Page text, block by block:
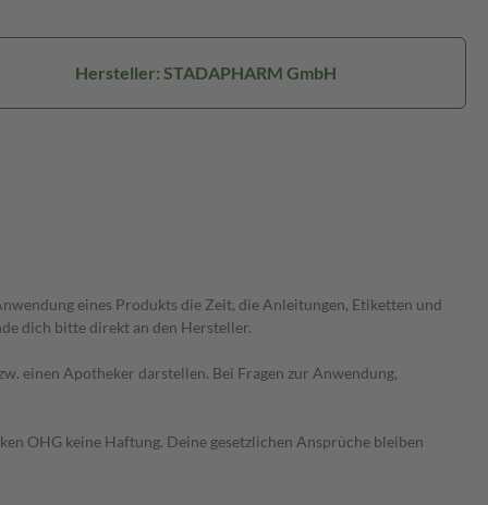
Hersteller: STADAPHARM GmbH
eines Produkts die Zeit, die Anleitungen, Etiketten und
dich bitte direkt an den Hersteller.
einen Apotheker darstellen. Bei Fragen zur Anwendung,
OHG keine Haftung. Deine gesetzlichen Ansprüche bleiben